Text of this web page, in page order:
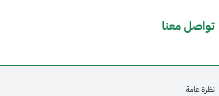
تواصل معنا
نظرة عامة